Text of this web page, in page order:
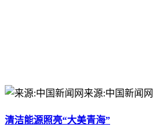
来源:中国新闻网
清洁能源照亮“大美青海”